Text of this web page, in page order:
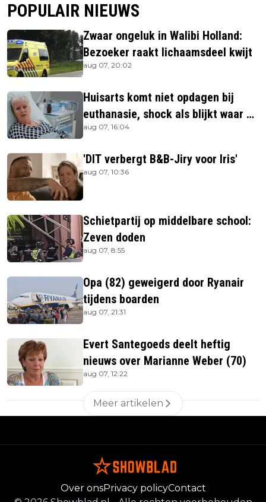
POPULAIR NIEUWS
Zwaar ongeluk in Walibi Holland:
Bezoeker raakt lichaamsdeel kwijt
aug 07, 20:02
Huisarts komt niet opdagen bij
euthanasie, shock als blijkt waar ze
is
aug 07, 16:04
'DIT verbergt B&B-Jiry voor Iris'
aug 07, 10:36
Schietpartij op middelbare school:
Zeven doden
aug 07, 8:55
Opa (82) geweigerd door Ryanair
tijdens boarden
aug 07, 21:31
Evert Santegoeds deelt heftig
nieuws over Marianne Weber (70)
aug 07, 12:22
Meer artikelen
Over onsPrivacy policyContact